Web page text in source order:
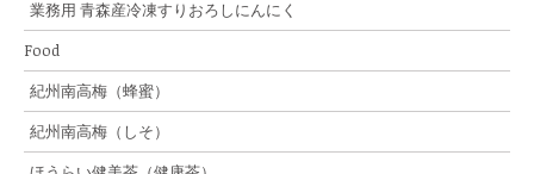
業務用 青森産冷凍すりおろしにんにく
Food
紀州南高梅（蜂蜜）
紀州南高梅（しそ）